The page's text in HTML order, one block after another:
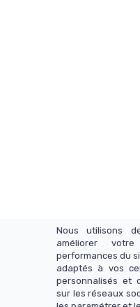
Nous utilisons
améliorer
performances du
adaptés à vos
personnalisés et
sur les réseaux